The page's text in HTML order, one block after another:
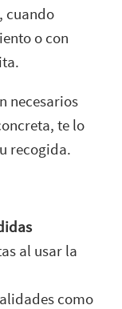
cuando
o con
necesarios
te lo
recogida.
al usar la
como